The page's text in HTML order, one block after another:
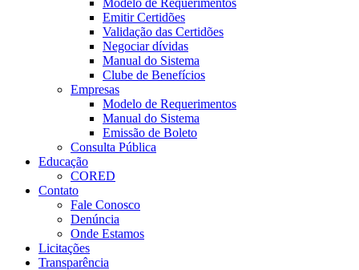
Modelo de Requerimentos
Emitir Certidões
Validação das Certidões
Negociar dívidas
Manual do Sistema
Clube de Benefícios
Empresas
Modelo de Requerimentos
Manual do Sistema
Emissão de Boleto
Consulta Pública
Educação
CORED
Contato
Fale Conosco
Denúncia
Onde Estamos
Licitações
Transparência